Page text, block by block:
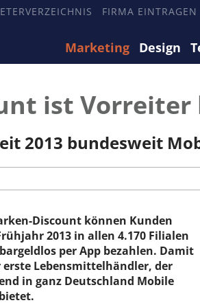
FIRMA EINTRAGEN
Marketing Design
ist Vorreiter
2013 bundesweit
Discount können Kunden
2013 in allen 4.170 Filialen
per App bezahlen. Damit
Lebensmittelhändler, der
in ganz Deutschland Mobile